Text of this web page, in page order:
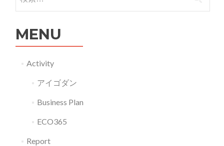
MENU
Activity
アイゴダン
Business Plan
ECO365
Report